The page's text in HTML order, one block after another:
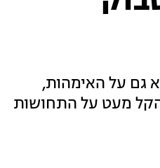
גם על האימהות,
מעט על התחושות